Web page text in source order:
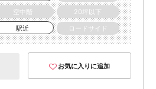
空中階
20坪以下
駅近 ロードサイド
お気に入りに追加